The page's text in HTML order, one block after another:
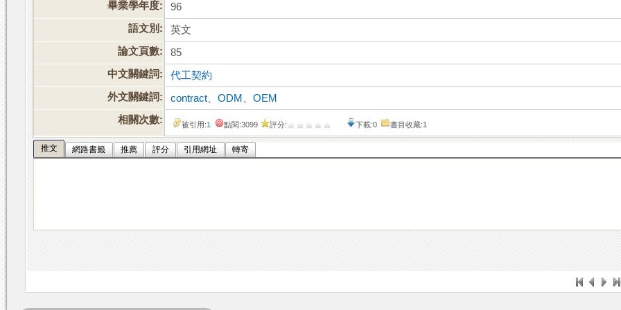
畢業學年度:
96
語文別:
英文
論文頁數:
85
中文關鍵詞:
代工契約
外文關鍵詞:
contract 、ODM 、OEM
相關次數:
被引用:1 點閱:3099 評分: 下載:0 書目收藏:1
推文 網路書籤 推薦 評分 引用網址 轉寄